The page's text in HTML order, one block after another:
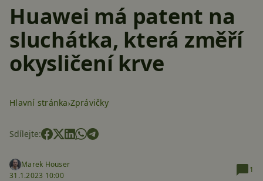
Huawei má patent na
sluchátka, která změří
okysličení krve
Hlavní stránka Zprávičky
Sdílejte:
Marek Houser
31.1.2023 10:00
1